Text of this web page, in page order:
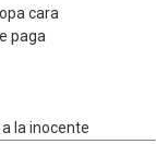
cara
paga
la inocente